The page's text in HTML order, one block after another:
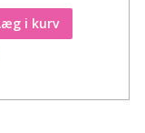
i kurv
til ønskeseddel